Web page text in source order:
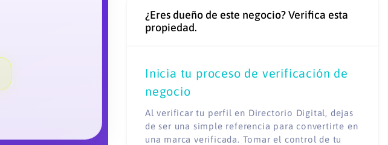
¿Eres dueño de este negocio? Verifica esta
propiedad.
Inicia tu proceso de verificación de
negocio
Al verificar tu perfil en Directorio Digital, dejas
de ser una simple referencia para convertirte en
una marca verificada. Tomar el control de tu